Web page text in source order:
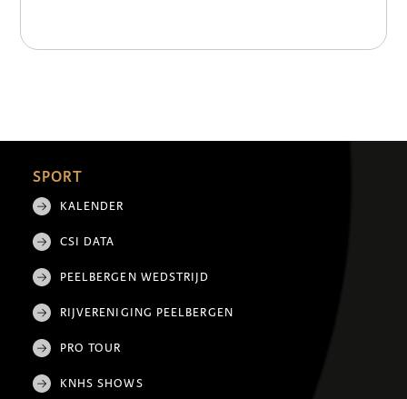
SPORT
KALENDER
CSI DATA
PEELBERGEN WEDSTRIJD
RIJVERENIGING PEELBERGEN
PRO TOUR
KNHS SHOWS